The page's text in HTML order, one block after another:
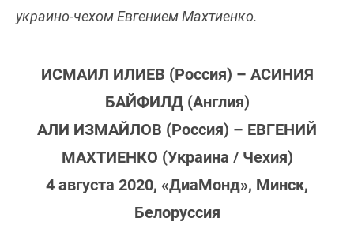
украино-чехом Евгением Махтиенко.
ИСМАИЛ ИЛИЕВ (Россия) – АСИНИЯ
БАЙФИЛД (Англия)
АЛИ ИЗМАЙЛОВ (Россия) – ЕВГЕНИЙ
МАХТИЕНКО (Украина / Чехия)
4 августа 2020, «ДиаМонд», Минск,
Белоруссия